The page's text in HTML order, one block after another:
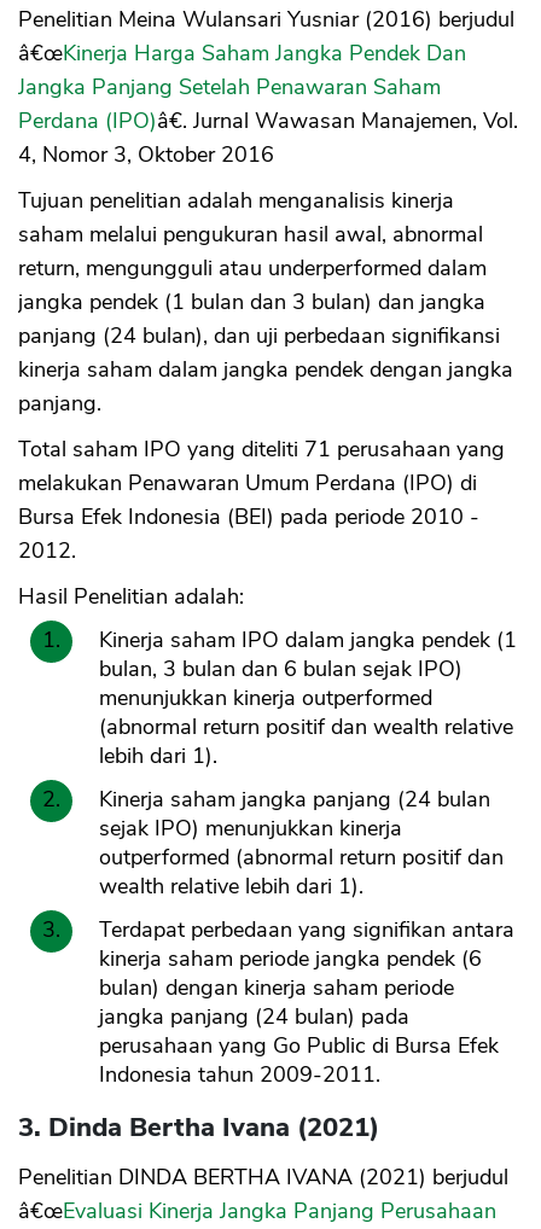
Penelitian Meina Wulansari Yusniar (2016) berjudul
â€œKinerja Harga Saham Jangka Pendek Dan
Jangka Panjang Setelah Penawaran Saham
Perdana (IPO)â€. Jurnal Wawasan Manajemen, Vol.
4, Nomor 3, Oktober 2016
Tujuan penelitian adalah menganalisis kinerja
saham melalui pengukuran hasil awal, abnormal
return, mengungguli atau underperformed dalam
jangka pendek (1 bulan dan 3 bulan) dan jangka
panjang (24 bulan), dan uji perbedaan signifikansi
kinerja saham dalam jangka pendek dengan jangka
panjang.
Total saham IPO yang diteliti 71 perusahaan yang
melakukan Penawaran Umum Perdana (IPO) di
Bursa Efek Indonesia (BEI) pada periode 2010 -
2012.
Hasil Penelitian adalah:
Kinerja saham IPO dalam jangka pendek (1
bulan, 3 bulan dan 6 bulan sejak IPO)
menunjukkan kinerja outperformed
(abnormal return positif dan wealth relative
lebih dari 1).
Kinerja saham jangka panjang (24 bulan
sejak IPO) menunjukkan kinerja
outperformed (abnormal return positif dan
wealth relative lebih dari 1).
Terdapat perbedaan yang signifikan antara
kinerja saham periode jangka pendek (6
bulan) dengan kinerja saham periode
jangka panjang (24 bulan) pada
perusahaan yang Go Public di Bursa Efek
Indonesia tahun 2009-2011.
3. Dinda Bertha Ivana (2021)
Penelitian DINDA BERTHA IVANA (2021) berjudul
â€œEvaluasi Kinerja Jangka Panjang Perusahaan